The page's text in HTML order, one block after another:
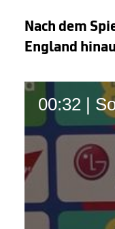
Nach dem
England
00:32 |